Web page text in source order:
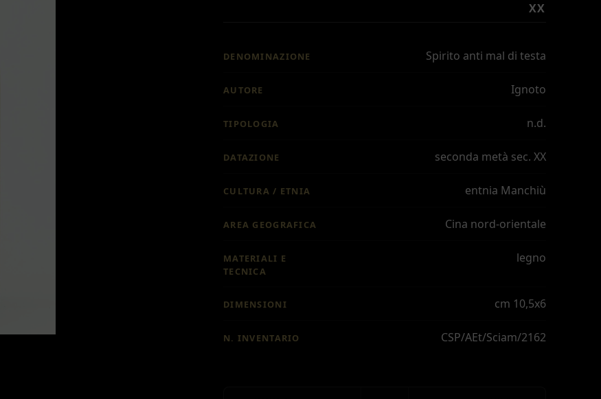
XX
DENOMINAZIONE Spirito anti mal di testa
AUTORE Ignoto
TIPOLOGIA n.d.
DATAZIONE seconda metà sec. XX
CULTURA / ETNIA entnia Manchiù
AREA GEOGRAFICA Cina nord-orientale
MATERIALI E
TECNICA
legno
DIMENSIONI cm 10,5x6
N. INVENTARIO CSP/AEt/Sciam/2162